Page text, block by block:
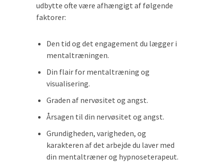
udbytte ofte være afhængigt af følgende
faktorer:
Den tid og det engagement du lægger i
mentaltræningen.
Din flair for mentaltræning og
visualisering.
Graden af nervøsitet og angst.
Årsagen til din nervøsitet og angst.
Grundigheden, varigheden, og
karakteren af det arbejde du laver med
din mentaltræner og hypnoseterapeut.